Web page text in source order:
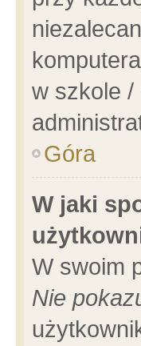
w szkole /
Góra
W jaki
W swoim
Nie